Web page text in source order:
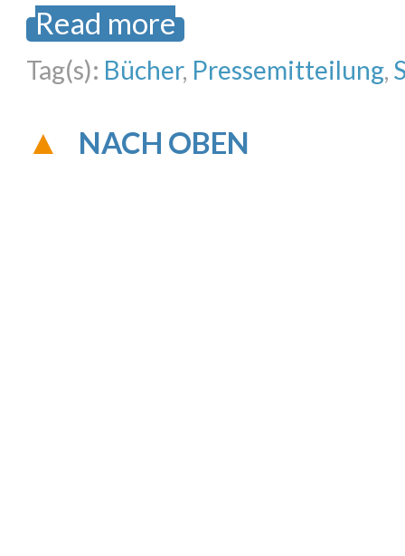
Read more
Tag(s): Bücher, Pressemitteilung,
NACH OBEN